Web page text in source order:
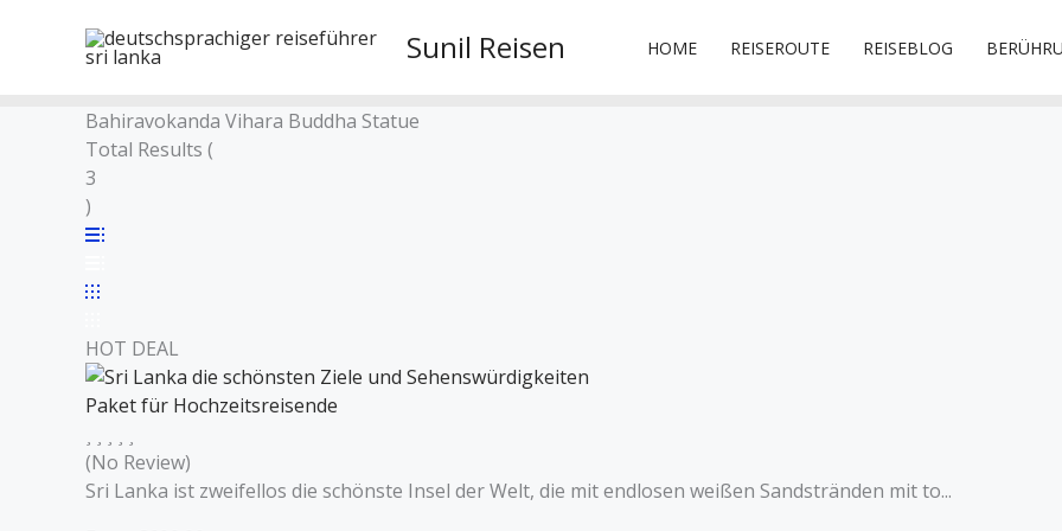
Sunil Reisen HOME REISEROUTE REISEBLOG
Bahiravokanda Vihara Buddha Statue
Total Results (
3
)
HOT DEAL
Paket für Hochzeitsreisende
(No Review)
Sri Lanka ist zweifellos die schönste Insel der Welt, die mit endlosen weißen Sandstränden mit to...